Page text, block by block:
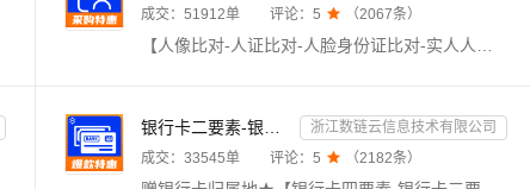
成交： 51912单 评论： 5  （2067条）
【人像比对-人证比对-人脸身份证比对-实人人证-人脸识别-人证验证-身份证三要素-实名】★输入姓名、身份证号码和一张人脸照片，进行专业数据比对，返回比对分值。直连官方数据源，校验准确，核验高效。毫秒级响应，支持高并发，24h不间断运维，专业技术支持在线服务。该接口可适配API活体检测接口及SDK活体检测接口（咨询客服）。
银行卡二要素-银行卡三要素-银行四要素-银行卡二三四要素-银行卡核验-银行卡实名认证-银行卡二要素核验-...
浙江数链云信息技术有限公司
成交： 33545单 评论： 5  （2182条）